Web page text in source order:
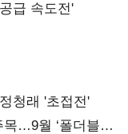
급 속도전'
청래 '초접전'
목…9월 ‘폴더블